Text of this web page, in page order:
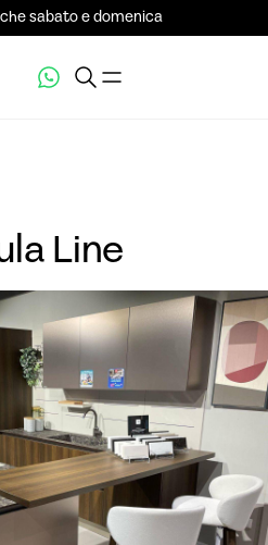
sabato e domenica
Line